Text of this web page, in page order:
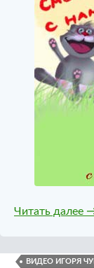
Читать далее
ВИДЕО ИГОРЯ